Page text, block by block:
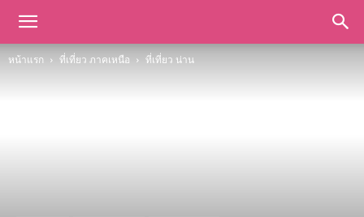
หน้าแรก ที่เที่ยว ภาคเหนือ ที่เที่ยว น่าน